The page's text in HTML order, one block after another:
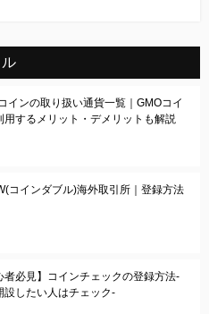
インの取り扱い通貨一覧｜GMOコイ
用するメリット・デメリットも解説
コインダブル)海外取引所｜登録方法
者必見】コインチェックの登録方法-
設したい人はチェック-